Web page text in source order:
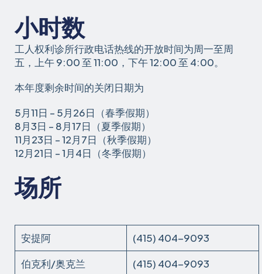
小时数
工人权利诊所行政电话热线的开放时间为周一至周
五，上午 9:00 至 11:00，下午 12:00 至 4:00。
本年度剩余时间的关闭日期为
5月11日 – 5月26日（春季假期）
8月3日 – 8月17日（夏季假期）
11月23日 – 12月7日（秋季假期）
12月21日 – 1月4日（冬季假期）
场所
安提阿
(415) 404-9093
伯克利/奥克兰
(415) 404-9093